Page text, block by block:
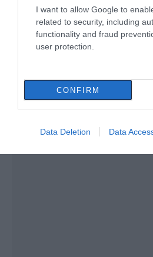
I want to allow Google to
related to security, including
functionality and fraud
user protection.
CONFIRM
Data Deletion Data
05.08.2026 | 17:20